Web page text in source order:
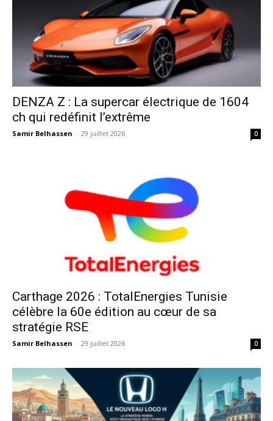
DENZA Z : La supercar électrique de 1604
ch qui redéfinit l’extrême
Samir Belhassen - 29 juillet 2026 0
Carthage 2026 : TotalEnergies Tunisie
célèbre la 60e édition au cœur de sa
stratégie RSE
Samir Belhassen - 29 juillet 2026 0